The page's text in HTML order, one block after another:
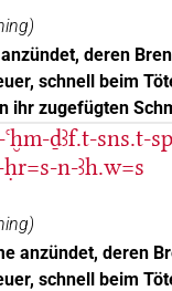
(1,2)
(1,2)
)
1,2,
1 ,2,3,4,5,6,7 ,8,
)
deren
schnell beim
ihr zugefügten
ḏꜣf.t-sns.t-
n-ꜣh.w=s
)
anzündet, deren
schnell beim